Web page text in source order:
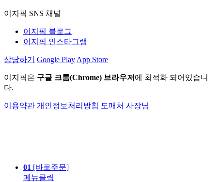
이지픽 SNS 채널
이지픽 블로그
이지픽 인스타그램
상담하기 Google Play App Store
이지픽은 구글 크롬(Chrome) 브라우저 에 최적화 되어있습니
다.
이용약관 개인정보처리방침 도매처 사장님
01 [바로주문]
메뉴클릭